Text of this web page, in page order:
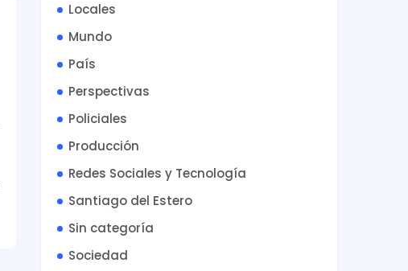
Locales
Mundo
País
Perspectivas
Policiales
Producción
Redes Sociales y Tecnología
Santiago del Estero
Sin categoría
Sociedad